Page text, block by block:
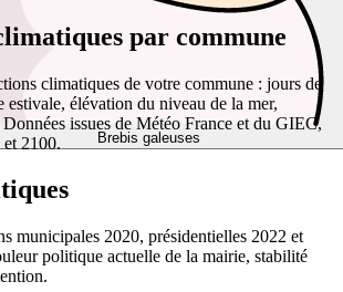
Brebis galeuses
par commune
climatiques de votre commune : jours de
estivale, élévation du niveau de la mer,
Données issues de Météo France et du GIEC,
2100.
municipales 2020, présidentielles 2022 et
politique actuelle de la mairie, stabilité